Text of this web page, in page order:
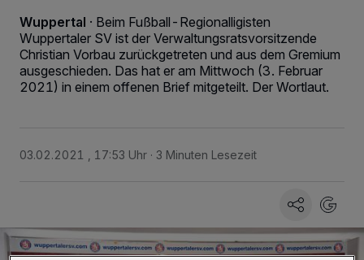
Wuppertal · Beim Fußball-Regionalligisten
Wuppertaler SV ist der Verwaltungsratsvorsitzende
Christian Vorbau zurückgetreten und aus dem Gremium
ausgeschieden. Das hat er am Mittwoch (3. Februar
2021) in einem offenen Brief mitgeteilt. Der Wortlaut.
03.02.2021 , 17:53 Uhr 3 Minuten Lesezeit